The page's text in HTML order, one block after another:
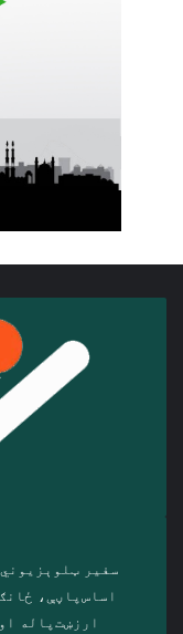
ارزښت‌پاله او ‎له سیاسي اړخه بې‌پرې رسنۍ ده.